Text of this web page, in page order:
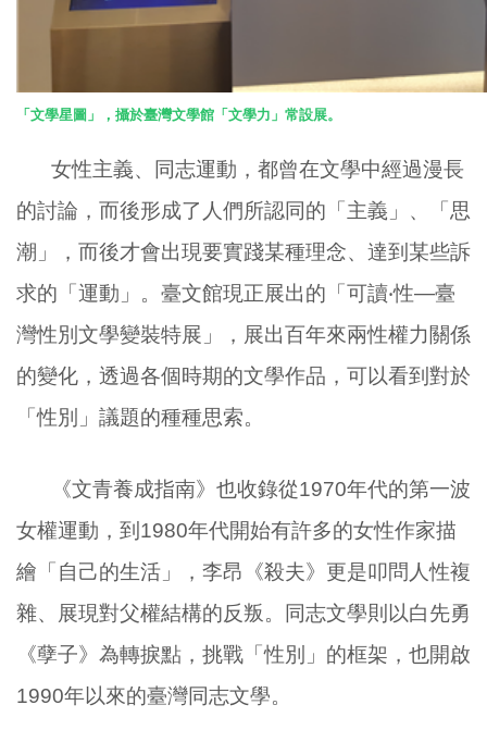
「文學星圖」，攝於臺灣文學館「文學力」常設展。
女性主義、同志運動，都曾在文學中經過漫長
的討論，而後形成了人們所認同的「主義」、「思
潮」，而後才會出現要實踐某種理念、達到某些訴
求的「運動」。臺文館現正展出的「可讀‧性—臺
灣性別文學變裝特展」，展出百年來兩性權力關係
的變化，透過各個時期的文學作品，可以看到對於
「性別」議題的種種思索。
《文青養成指南》也收錄從1970年代的第一波
女權運動，到 1980年代開始有許多的女性作家描
繪「自己的生活」，李昂《殺夫》更是叩問人性複
雜、展現對父權結構的反叛。同志文學則以白先勇
《孽子》為轉捩點，挑戰「性別」的框架，也開啟
1990年以來的臺灣同志文學。